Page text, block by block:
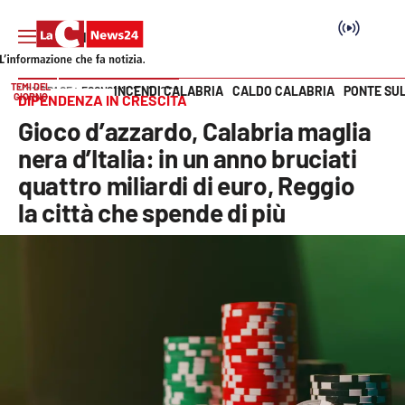
SEZIONI
Cronaca
Politica
Vai
TEMI DEL
GIORNO
INCENDI CALABRIA CALDO CALABRIA PONTE
HOME PAGE ECONOMIA E LAVORO
DIPENDENZA IN CRESCITA
Gioco d’azzardo, Calabria maglia
nera d’Italia: in un anno bruciati
quattro miliardi di euro, Reggio
la città che spende di più